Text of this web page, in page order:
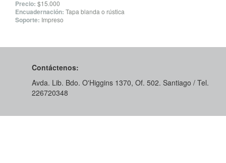
Precio: $15.000
Encuadernación: Tapa blanda o rústica
Soporte: Impreso
Contáctenos:
Avda. Lib. Bdo. O'Higgins 1370, Of. 502. Santiago / Tel.
226720348